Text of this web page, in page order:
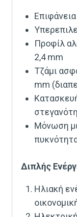
Προφίλ
2,4 mm
Τζάμι
mm
Μόνωση
Διπλής
Ηλιακή